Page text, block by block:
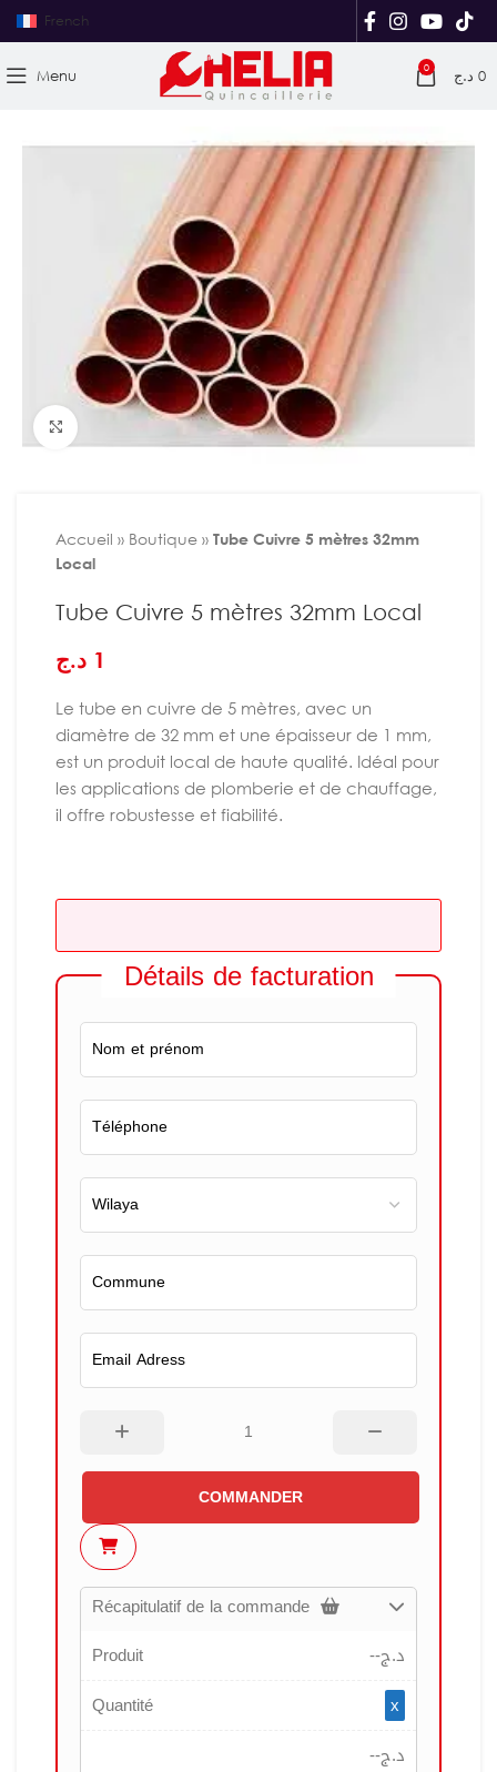
French
Menu 0 0 د.ج
Accueil » Boutique » Tube Cuivre 5 mètres 32mm
Local
Tube Cuivre 5 mètres 32mm Local
1 د.ج
Le tube en cuivre de 5 mètres, avec un
diamètre de 32 mm et une épaisseur de 1 mm,
est un produit local de haute qualité. Idéal pour
les applications de plomberie et de chauffage,
il offre robustesse et fiabilité.
Détails de facturation
COMMANDER
Récapitulatif de la commande
Produit
--د.ج
Quantité
x
--د.ج